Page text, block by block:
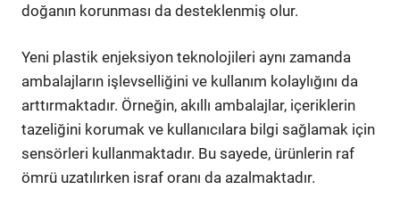
doğanın korunması da desteklenmiş olur.
Yeni plastik enjeksiyon teknolojileri aynı zamanda
ambalajların işlevselliğini ve kullanım kolaylığını da
arttırmaktadır. Örneğin, akıllı ambalajlar, içeriklerin
tazeliğini korumak ve kullanıcılara bilgi sağlamak için
sensörleri kullanmaktadır. Bu sayede, ürünlerin raf
ömrü uzatılırken israf oranı da azalmaktadır.